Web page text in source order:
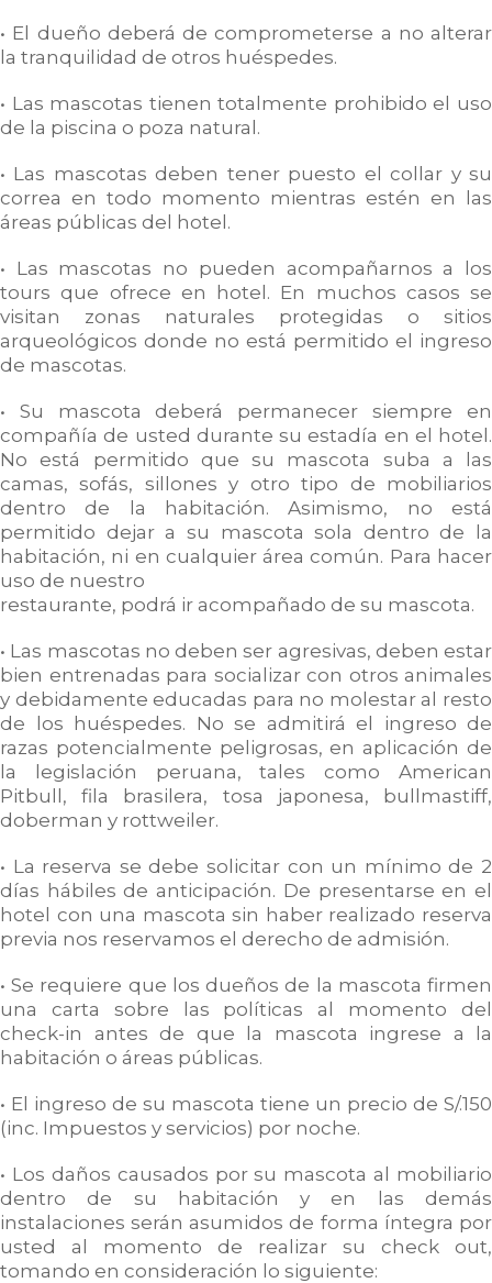
• El dueño deberá de comprometerse a no alterar
la tranquilidad de otros huéspedes.
• Las mascotas tienen totalmente prohibido el uso
de la piscina o poza natural.
• Las mascotas deben tener puesto el collar y su
correa en todo momento mientras estén en las
áreas públicas del hotel.
• Las mascotas no pueden acompañarnos a los
tours que ofrece en hotel. En muchos casos se
visitan zonas naturales protegidas o sitios
arqueológicos donde no está permitido el ingreso
de mascotas.
• Su mascota deberá permanecer siempre en
compañía de usted durante su estadía en el hotel.
No está permitido que su mascota suba a las
camas, sofás, sillones y otro tipo de mobiliarios
dentro de la habitación. Asimismo, no está
permitido dejar a su mascota sola dentro de la
habitación, ni en cualquier área común. Para hacer
uso de nuestro
restaurante, podrá ir acompañado de su mascota.
• Las mascotas no deben ser agresivas, deben estar
bien entrenadas para socializar con otros animales
y debidamente educadas para no molestar al resto
de los huéspedes. No se admitirá el ingreso de
razas potencialmente peligrosas, en aplicación de
la legislación peruana, tales como American
Pitbull, fila brasilera, tosa japonesa, bullmastiff,
doberman y rottweiler.
• La reserva se debe solicitar con un mínimo de 2
días hábiles de anticipación. De presentarse en el
hotel con una mascota sin haber realizado reserva
previa nos reservamos el derecho de admisión.
• Se requiere que los dueños de la mascota firmen
una carta sobre las políticas al momento del
check-in antes de que la mascota ingrese a la
habitación o áreas públicas.
• El ingreso de su mascota tiene un precio de S/.150
(inc. Impuestos y servicios) por noche.
• Los daños causados por su mascota al mobiliario
dentro de su habitación y en las demás
instalaciones serán asumidos de forma íntegra por
usted al momento de realizar su check out,
tomando en consideración lo siguiente: